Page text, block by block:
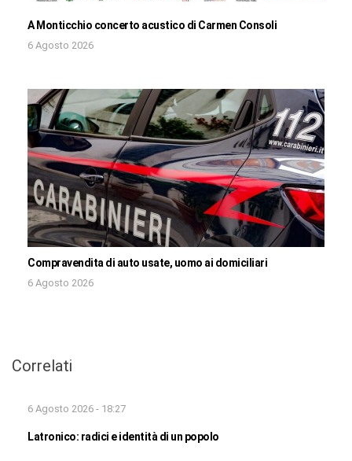
A Monticchio concerto acustico di Carmen Consoli
6 Agosto 2026
Compravendita di auto usate, uomo ai domiciliari
6 Agosto 2026
Correlati
6 Agosto 2026 - 18:27
Latronico: radici e identità di un popolo